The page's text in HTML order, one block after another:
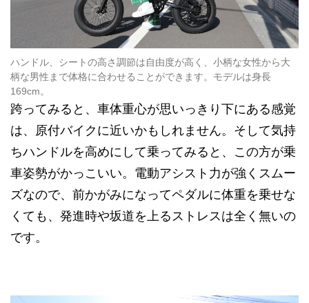
ハンドル、シートの高さ調節は自由度が高く、小柄な女性から大
柄な男性まで体格に合わせることができます。モデルは身長
169cm。
跨ってみると、車体重心が思いっきり下にある感覚
は、原付バイクに近いかもしれません。そして気持
ちハンドルを高めにして乗ってみると、この方が乗
車姿勢がかっこいい。電動アシスト力が強くスムー
ズなので、前かがみになってペダルに体重を乗せな
くても、発進時や坂道を上るストレスは全く無いの
です。